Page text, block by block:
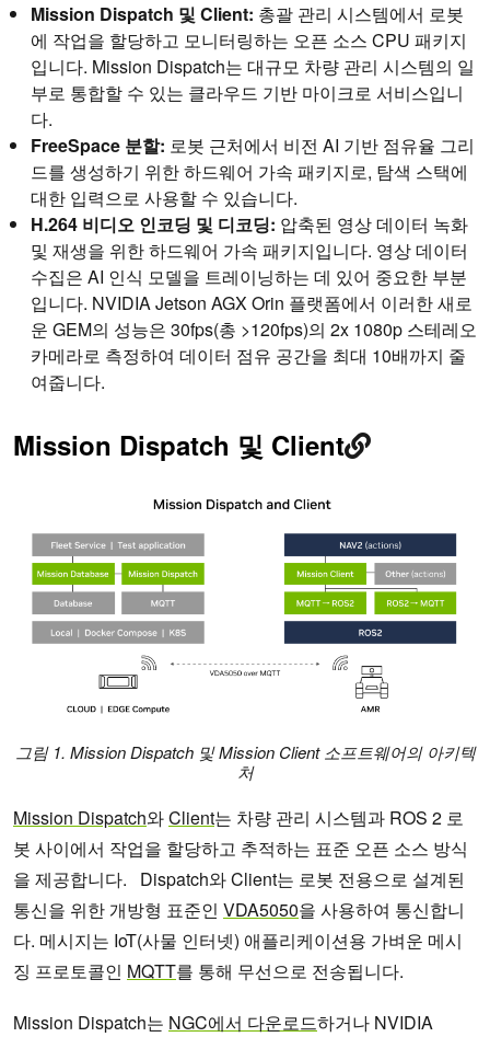
Mission Dispatch 및 Client: 총괄 관리 시스템에서 로봇
에 작업을 할당하고 모니터링하는 오픈 소스 CPU 패키지
입니다. Mission Dispatch는 대규모 차량 관리 시스템의 일
부로 통합할 수 있는 클라우드 기반 마이크로 서비스입니
다.
FreeSpace 분할: 로봇 근처에서 비전 AI 기반 점유율 그리
드를 생성하기 위한 하드웨어 가속 패키지로, 탐색 스택에
대한 입력으로 사용할 수 있습니다.
H.264 비디오 인코딩 및 디코딩: 압축된 영상 데이터 녹화
및 재생을 위한 하드웨어 가속 패키지입니다. 영상 데이터
수집은 AI 인식 모델을 트레이닝하는 데 있어 중요한 부분
입니다. NVIDIA Jetson AGX Orin 플랫폼에서 이러한 새로
운 GEM의 성능은 30fps(총 >120fps)의 2x 1080p 스테레오
카메라로 측정하여 데이터 점유 공간을 최대 10배까지 줄
여줍니다.
Mission Dispatch 및 Client
그림 1. Mission Dispatch 및 Mission Client 소프트웨어의 아키텍
처
Mission Dispatch와Client는 차량 관리 시스템과 ROS 2 로
봇 사이에서 작업을 할당하고 추적하는 표준 오픈 소스 방식
을 제공합니다. Dispatch와 Client는 로봇 전용으로 설계된
통신을 위한 개방형 표준인 VDA5050을 사용하여 통신합니
다. 메시지는 IoT(사물 인터넷) 애플리케이션용 가벼운 메시
징 프로토콜인 MQTT를 통해 무선으로 전송됩니다.
Mission Dispatch는 NGC에서 다운로드하거나 NVIDIA